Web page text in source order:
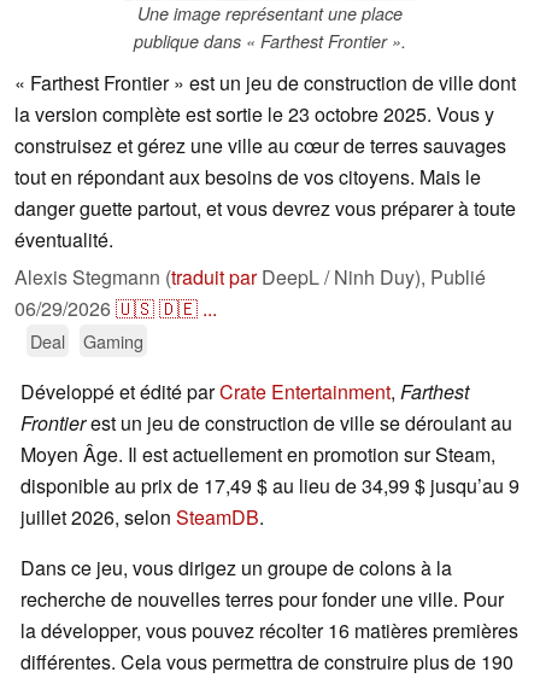
Une image représentant une place
publique dans « Farthest Frontier ».
« Farthest Frontier » est un jeu de construction de ville dont
la version complète est sortie le 23 octobre 2025. Vous y
construisez et gérez une ville au cœur de terres sauvages
tout en répondant aux besoins de vos citoyens. Mais le
danger guette partout, et vous devrez vous préparer à toute
éventualité.
Alexis Stegmann (traduit parDeepL / Ninh Duy), Publié
06/29/2026🇺🇸🇩🇪 ...
Deal Gaming
Développé et édité parCrate Entertainment, Farthest
Frontierest un jeu de construction de ville se déroulant au
Moyen Âge. Il est actuellement en promotion sur Steam,
disponible au prix de 17,49 $ au lieu de 34,99 $ jusqu’au 9
juillet 2026, selon SteamDB.
Dans ce jeu, vous dirigez un groupe de colons à la
recherche de nouvelles terres pour fonder une ville. Pour
la développer, vous pouvez récolter 16 matières premières
différentes. Cela vous permettra de construire plus de 190